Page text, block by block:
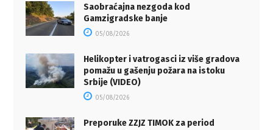
Saobraćajna nezgoda kod
Gamzigradske banje
05/08/2026
Helikopter i vatrogasci iz više gradova
pomažu u gašenju požara na istoku
Srbije (VIDEO)
05/08/2026
Preporuke ZZJZ TIMOK za period